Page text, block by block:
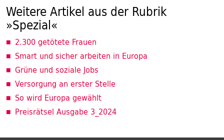
Weitere Artikel aus der Rubrik
»Spezial«
2.300 getötete Frauen
Smart und sicher arbeiten in Europa
Grüne und soziale Jobs
Versorgung an erster Stelle
So wird Europa gewählt
Preisrätsel Ausgabe 3_2024